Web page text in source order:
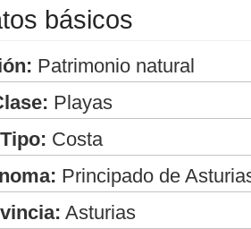
básicos
Patrimonio natural
Playas
Tipo: Costa
Principado de
Asturias